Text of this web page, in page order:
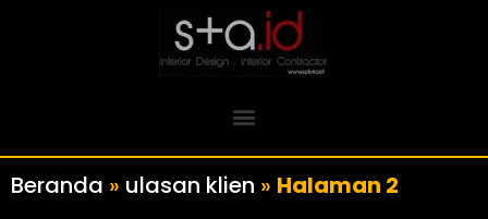
Beranda » ulasan klien » Halaman 2